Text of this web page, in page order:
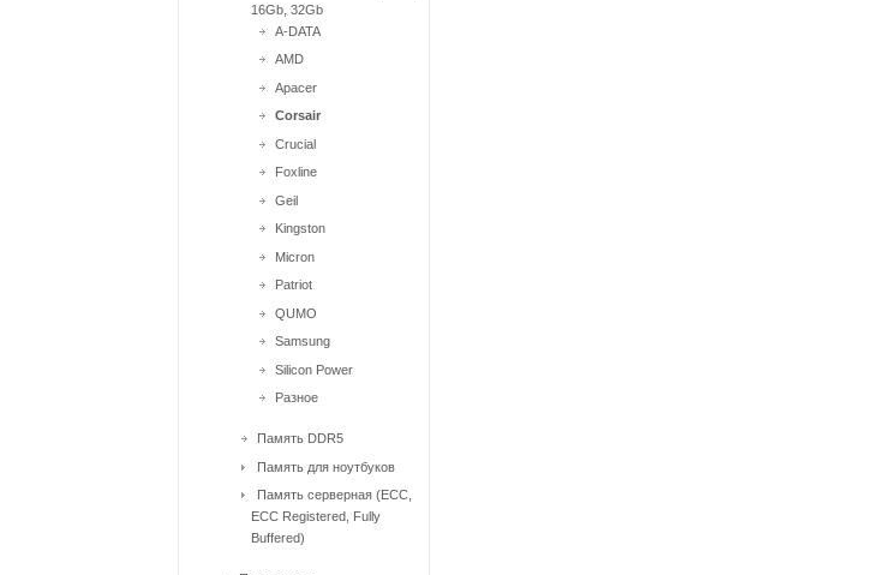
16Gb, 32Gb
A-DATA
AMD
Apacer
Corsair
Crucial
Foxline
Geil
Kingston
Micron
Patriot
QUMO
Samsung
Silicon Power
Разное
Память DDR5
Память для ноутбуков
Память серверная (ECC,
ECC Registered, Fully
Buffered)